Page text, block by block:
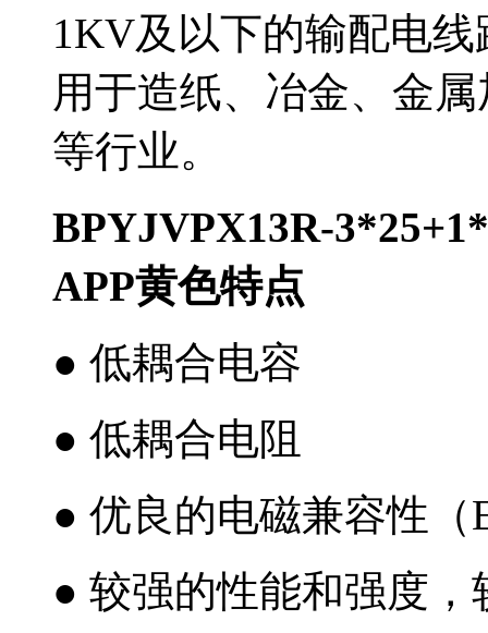
1KV及以下的输配电线路
用于造纸、冶金、金
等行业。
BPYJVPX13R-
APP黄色特点
● 低耦合电容
● 低耦合电阻
● 优良的电磁兼容性（
● 较强的性能和强度